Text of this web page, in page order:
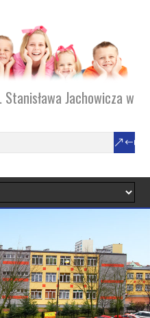
Jachowicza w